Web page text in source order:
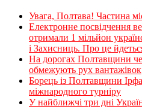
Увага, Полтава! Частина
Електронне посвідчення
отримали 1 мільйон
і Захисниць. Про це
На дорогах Полтавщини
обмежують рух вантажівок
Борець із Полтавщини
міжнародного турніру
​У найближчі три дні